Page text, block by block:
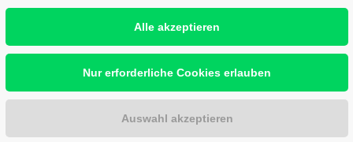
support for our
8:00am - 5:00pm(GMT
/